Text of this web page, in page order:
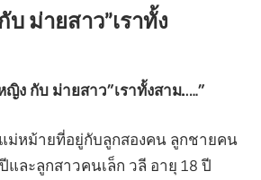
ม่ายสาว”เราทั้ง
ญิง กับ ม่ายสาว”เราทั้งสาม…..”
ม่หม้ายที่อยู่กับลูกสองคน ลูกชายคน
และลูกสาวคนเล็ก วลี อายุ 18 ปี